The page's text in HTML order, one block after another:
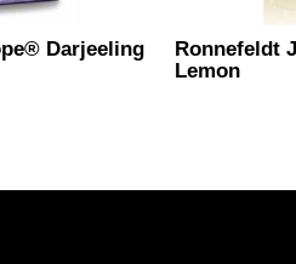
Darjeeling
Ronnefeldt
Lemon